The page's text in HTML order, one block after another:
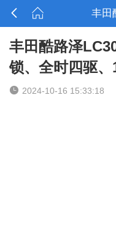
 
丰田酷路泽
锁、全时四驱、
 2024-10-16 15:33:18